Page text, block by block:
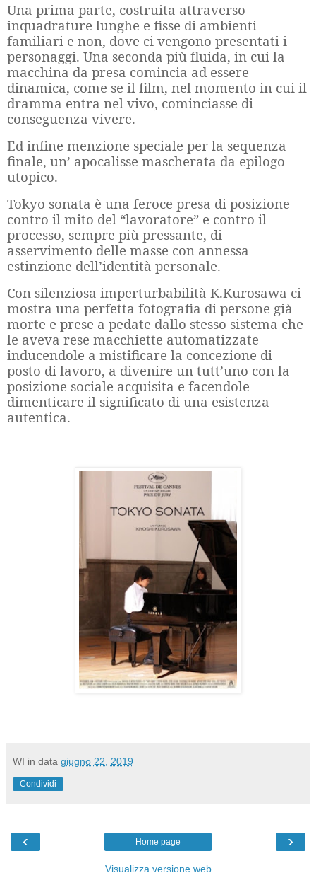
Una prima parte, costruita attraverso
inquadrature lunghe e fisse di ambienti
familiari e non, dove ci vengono presentati i
personaggi. Una seconda più fluida, in cui la
macchina da presa comincia ad essere
dinamica, come se il film, nel momento in cui il
dramma entra nel vivo, cominciasse di
conseguenza vivere.
Ed infine menzione speciale per la sequenza
finale, un’ apocalisse mascherata da epilogo
utopico.
Tokyo sonata è una feroce presa di posizione
contro il mito del “lavoratore” e contro il
processo, sempre più pressante, di
asservimento delle masse con annessa
estinzione dell’identità personale.
Con silenziosa imperturbabilità K.Kurosawa ci
mostra una perfetta fotografia di persone già
morte e prese a pedate dallo stesso sistema che
le aveva rese macchiette automatizzate
inducendole a mistificare la concezione di
posto di lavoro, a divenire un tutt’uno con la
posizione sociale acquisita e facendole
dimenticare il significato di una esistenza
autentica.
WI in data giugno 22, 2019
Condividi
‹ ›
Home page
Visualizza versione web